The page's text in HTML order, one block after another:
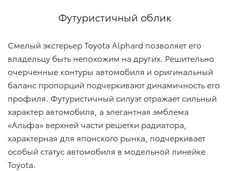
Футуристичный облик
Смелый экстерьер Toyota Alphard позволяет его
владельцу быть непохожим на других. Решительно
очерченные контуры автомобиля и оригинальный
баланс пропорций подчеркивают динамичность его
профиля. Футуристичный силуэт отражает сильный
характер автомобиля, а элегантная эмблема
«Альфа» верхней части решетки радиатора,
характерная для японского рынка, подчеркивает
особый статус автомобиля в модельной линейке
Toyota.